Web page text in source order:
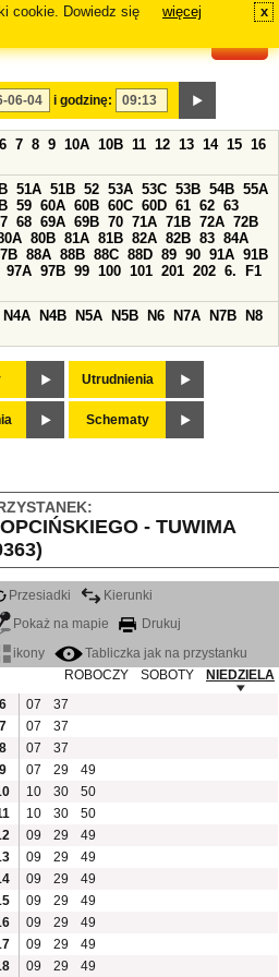
cookie. Dowiedz się
więcej x
i godzinę:
6 7 8 9 10A 10B 11 12 13 14 15 16
51A 51B 52 53A 53C 53B 54B 55A
59 60A 60B 60C 60D 61 62 63
68 69A 69B 70 71A 71B 72A 72B
80B 81A 81B 82A 82B 83 84A
88A 88B 88C 88D 89 90 91A 91B
97A 97B 99 100 101 201 202 6.
F1
N4A N4B N5A N5B N6 N7A N7B
N8
Utrudnienia
Schematy
- TUWIMA
Przesiadki
Kierunki
Pokaż na mapie
Drukuj
ikony
Tabliczka jak na przystanku
ROBOCZY
SOBOTY
NIEDZIELA
6
07
37
7
07
37
8
07
37
9
07 29
49
10 30
50
10 30
50
09 29
49
09 29
49
09 29
49
09 29
49
09 29
49
09 29
49
09 29 49